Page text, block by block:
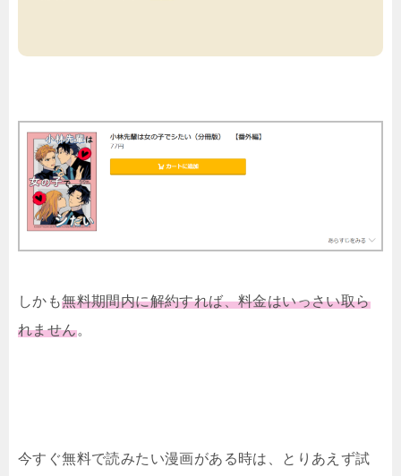
しかも無料期間内に解約すれば、料金はいっさい取ら
れません。
今すぐ無料で読みたい漫画がある時は、とりあえず試